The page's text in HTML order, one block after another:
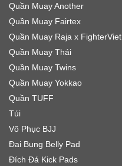
Quần Muay Another
Quần Muay Fairtex
Quần Muay Raja x FighterViet
Quần Muay Thái
Quần Muay Twins
Quần Muay Yokkao
Quần TUFF
Túi
Võ Phục BJJ
Đai Bụng Belly Pad
Đích Đá Kick Pads